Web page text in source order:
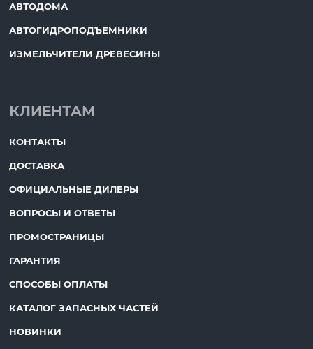
АВТОДОМА
АВТОГИДРОПОДЪЕМНИКИ
ИЗМЕЛЬЧИТЕЛИ ДРЕВЕСИНЫ
КЛИЕНТАМ
КОНТАКТЫ
ДОСТАВКА
ОФИЦИАЛЬНЫЕ ДИЛЕРЫ
ВОПРОСЫ И ОТВЕТЫ
ПРОМОСТРАНИЦЫ
ГАРАНТИЯ
СПОСОБЫ ОПЛАТЫ
КАТАЛОГ ЗАПАСНЫХ ЧАСТЕЙ
НОВИНКИ